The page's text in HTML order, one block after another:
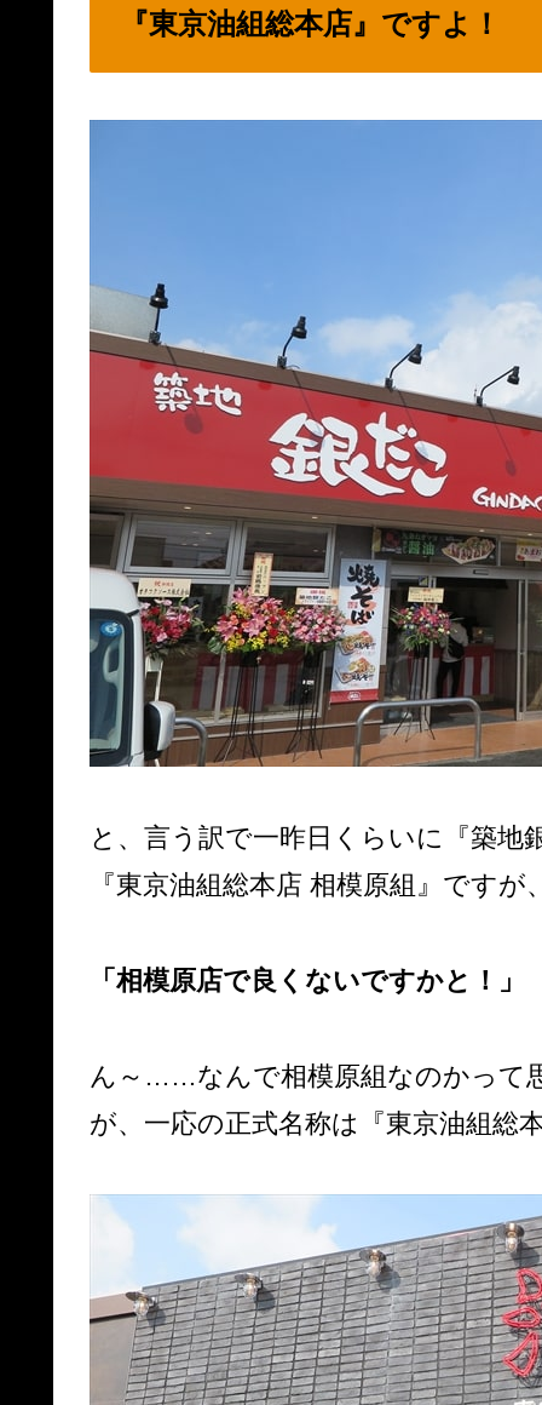
『東京油組総本店』ですよ！
と、言う訳で一昨日くらいに『築地
『東京油組総本店 相模原組』です
「相模原店で良くないですかと！」
ん～……なんで相模原組なのかって
が、一応の正式名称は『東京油組総